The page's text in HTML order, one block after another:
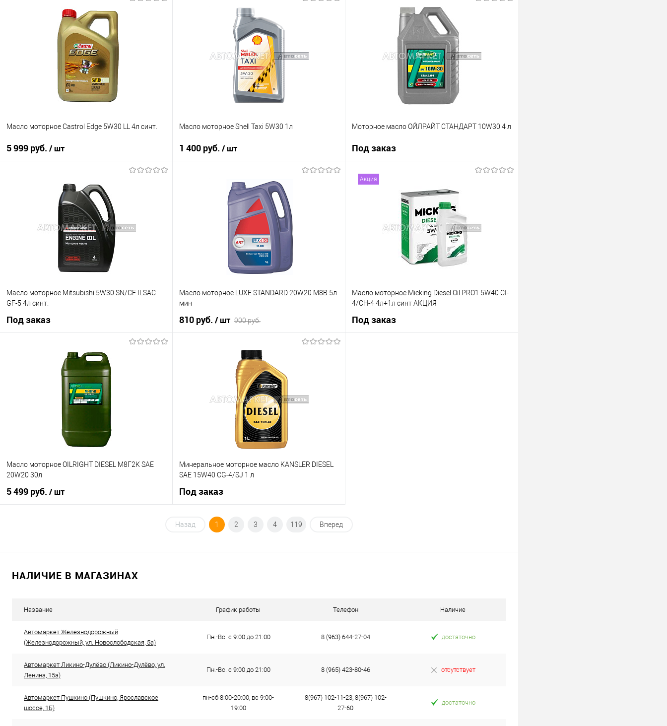
Масло моторное Castrol Edge 5W30 LL 4л синт.
5 999 руб. / шт
К сравнению
В наличии
Масло моторное Shell Taxi 5W30 1л
1 400 руб. / шт
К сравнению
В наличии
Моторное масло ОЙЛРАЙТ СТАНДАРТ 10W30 4 л
Под заказ
К сравнению
Под заказ
Масло моторное Mitsubishi 5W30 SN/CF ILSAC
GF-5 4л синт.
Под заказ
К сравнению
Под заказ
Масло моторное LUXЕ STANDARD 20W20 М8В 5л
мин
810 руб. / шт 900 руб.
В корзину
К сравнению
В наличии
Акция
Масло моторное Micking Diesel Oil PRO1 5W40 CI-
4/CH-4 4л+1л синт АКЦИЯ
Под заказ
Масло моторное OILRIGHT DIESEL М8Г2К SAE
20W20 30л
5 499 руб. / шт
Минеральное моторное масло KANSLER DIESEL
SAE 15W40 CG-4/SJ 1 л
Под заказ
Под заказ
Назад 1 2 3 4 119 Вперед
НАЛИЧИЕ В МАГАЗИНАХ
Название График работы Телефон Наличие
Автомаркет Железнодорожный
(Железнодорожный, ул. Новослободская, 5а)
Пн.-Вс. с 9:00 до 21:00 8 (963) 644-27-04 достаточно
Автомаркет Ликино-Дулёво (Ликино-Дулёво, ул.
Ленина, 15а)
Пн.-Вс. с 9:00 до 21:00 8 (965) 423-80-46 отсутствует
Автомаркет Пушкино (Пушкино, Ярославское
шоссе, 1Б)
пн-сб 8:00-20:00, вс 9:00-
19:00
8(967) 102-11-23, 8(967) 102-
27-60
достаточно